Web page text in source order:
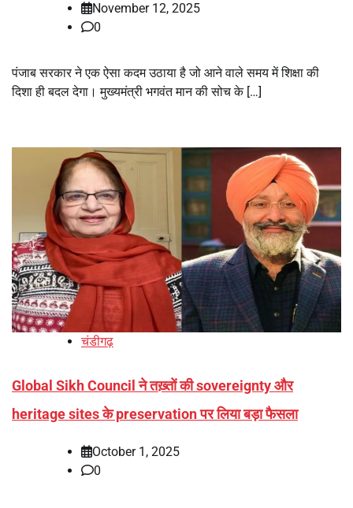
November 12, 2025
0
पंजाब सरकार ने एक ऐसा कदम उठाया है जो आने वाले समय में शिक्षा की
दिशा ही बदल देगा। मुख्यमंत्री भगवंत मान की सोच के […]
चंडीगढ़
Global Sikh Council ने तख़्तों की sovereignty और
heritage sites के preservation पर लिया बड़ा फैसला
October 1, 2025
0